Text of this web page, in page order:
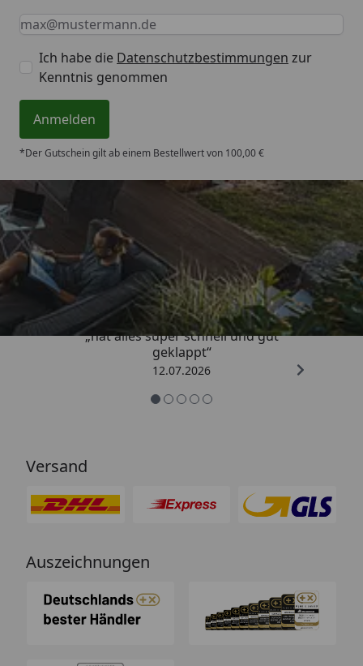
Keine Eingabe erforderlich
Eingabe erforderlich
E-Mail *
Ich habe die Datenschutzbestimmungen zur
Kenntnis genommen
Anmelden
*Der Gutschein gilt ab einem Bestellwert von 100,00 €
Trusted Shops
4,71/ 5
„hat alles super schnell und gut
geklappt“
12.07.2026
Versand
Auszeichnungen